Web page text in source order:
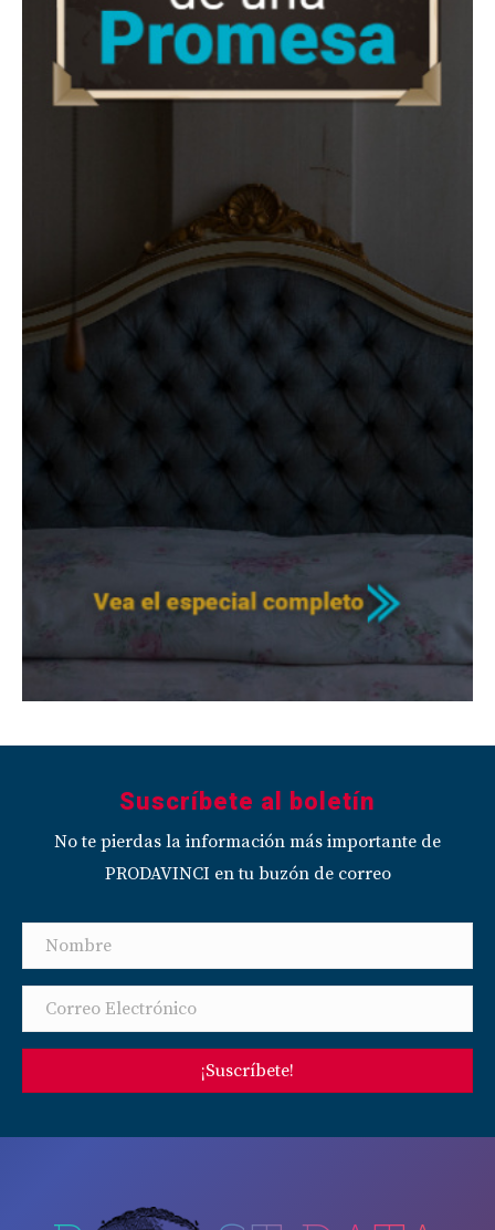
Suscríbete al boletín
No te pierdas la información más importante de
PRODAVINCI en tu buzón de correo
¡Suscríbete!